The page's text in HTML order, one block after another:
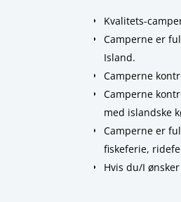
Kvalitets-
Camperne er
Island.
Camperne
Camperne
med islandske
Camperne er
fiskeferie,
Hvis du/I